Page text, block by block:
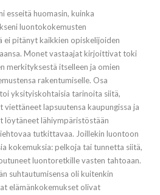
esseitä huomasin, kuinka
luontokokemusten
ei pitänyt kaikkien opiskelijoiden
Monet vastaajat kirjoittivat toki
merkityksestä itselleen ja omien
rakentumiselle. Osa
yksityiskohtaisia tarinoita siitä,
viettäneet lapsuutensa kaupungissa ja
löytäneet lähiympäristöstään
tutkittavaa. Joillekin luontoon
kokemuksia: pelkoja tai tunnetta siitä,
luontoretkille vasten tahtoaan.
suhtautumisensa oli kuitenkin
elämänkokemukset olivat